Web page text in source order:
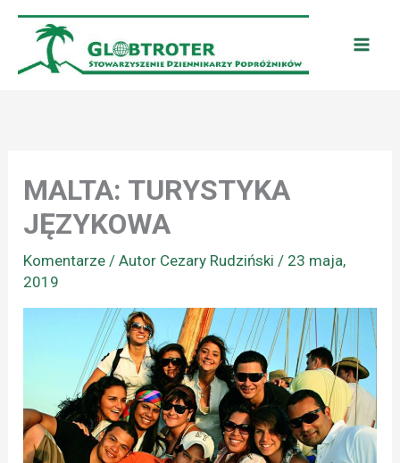
Przejdź
treści
MALTA: TURYSTYKA
JĘZYKOWA
Komentarze / Autor Cezary Rudziński/ 23 maja,
2019